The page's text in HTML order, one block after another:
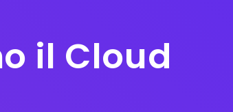
il Cloud